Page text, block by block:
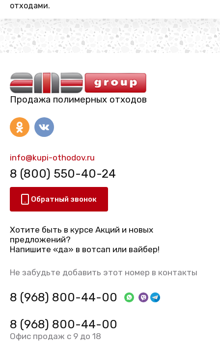
отходами.
Продажа полимерных отходов
info@kupi-othodov.ru
8 (800) 550-40-24
Обратный звонок
Хотите быть в курсе Акций и новых
предложений?
Напишите «да» в вотсап или вайбер!
Не забудьте добавить этот номер в контакты
8 (968) 800-44-00
8 (968) 800-44-00
Офис продаж с 9 до 18